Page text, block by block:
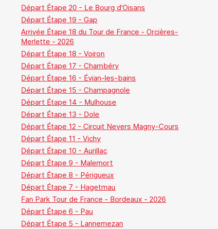
Départ Étape 20 - Le Bourg d'Oisans
Départ Étape 19 - Gap
Arrivée Étape 18 du Tour de France - Orcières-
Merlette - 2026
Départ Étape 18 - Voiron
Départ Étape 17 - Chambéry
Départ Étape 16 - Évian-les-bains
Départ Étape 15 - Champagnole
Départ Étape 14 - Mulhouse
Départ Étape 13 - Dole
Départ Étape 12 - Circuit Nevers Magny-Cours
Départ Étape 11 - Vichy
Départ Étape 10 - Aurillac
Départ Étape 9 - Malemort
Départ Étape 8 - Périgueux
Départ Étape 7 - Hagetmau
Fan Park Tour de France - Bordeaux - 2026
Départ Étape 6 - Pau
Départ Étape 5 - Lannemezan